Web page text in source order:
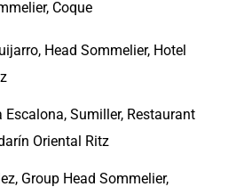
Coque
Head Sommelier, Hotel
Escalona, Sumiller, Restaurant
Oriental Ritz
Group Head Sommelier,